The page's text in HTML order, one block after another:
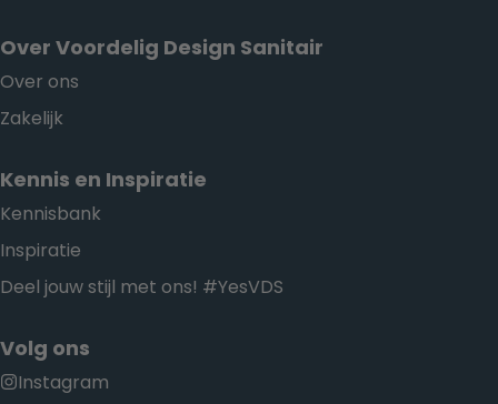
Over Voordelig Design Sanitair
Over ons
Zakelijk
Kennis en Inspiratie
Kennisbank
Inspiratie
Deel jouw stijl met ons! #YesVDS
Volg ons
Instagram